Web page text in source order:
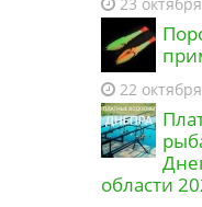
22
области